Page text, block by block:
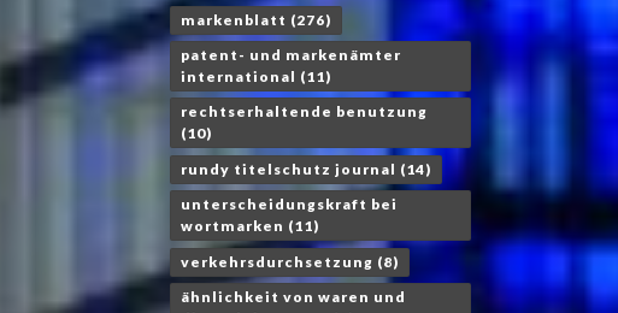
markenblatt (276)
patent- und markenämter
international (11)
rechtserhaltende benutzung
(10)
rundy titelschutz journal (14)
unterscheidungskraft bei
wortmarken (11)
verkehrsdurchsetzung (8)
ähnlichkeit von waren und